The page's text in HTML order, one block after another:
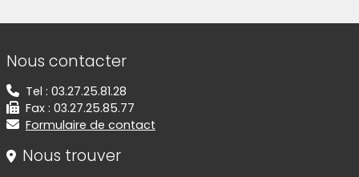
Informations de contact
Nous contacter
Tel : 03.27.25.81.28
Fax : 03.27.25.85.77
Formulaire de contact
Nous trouver